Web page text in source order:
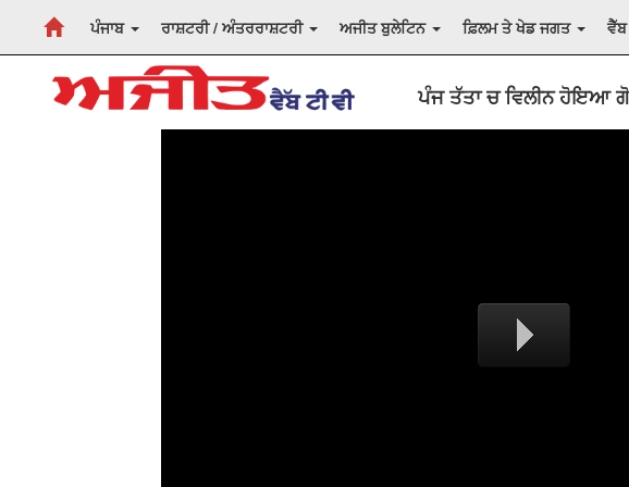
ਪੰਜਾਬ ਰਾਸ਼ਟਰੀ / ਅੰਤਰਰਾਸ਼ਟਰੀ ਅਜੀਤ ਬੁਲੇਟਿਨ ਫ਼ਿਲਮ ਤੇ ਖੇਡ ਜਗਤ ਵੈੱਬ
ਪੰਜ ਤੱਤਾ ਚ ਵਿਲੀਨ ਹੋਇਆ